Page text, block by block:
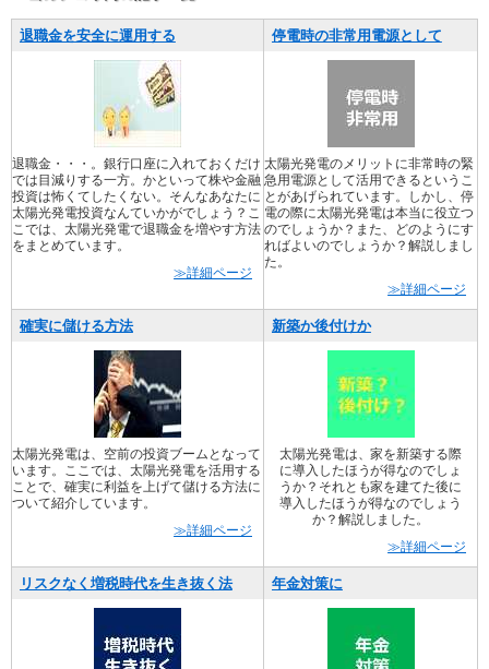
退職金を安全に運用する
退職金・・・。銀行口座に入れておくだけ
では目減りする一方。かといって株や金融
投資は怖くてしたくない。そんなあなたに
太陽光発電投資なんていかがでしょう？こ
こでは、太陽光発電で退職金を増やす方法
をまとめています。
≫詳細ページ
停電時の非常用電源として
太陽光発電のメリットに非常時の緊
急用電源として活用できるというこ
とがあげられています。しかし、停
電の際に太陽光発電は本当に役立つ
のでしょうか？また、どのようにす
ればよいのでしょうか？解説しまし
た。
≫詳細ページ
確実に儲ける方法
太陽光発電は、空前の投資ブームとなって
います。ここでは、太陽光発電を活用する
ことで、確実に利益を上げて儲ける方法に
ついて紹介しています。
≫詳細ページ
新築か後付けか
太陽光発電は、家を新築する際
に導入したほうが得なのでしょ
うか？それとも家を建てた後に
導入したほうが得なのでしょう
か？解説しました。
≫詳細ページ
リスクなく増税時代を生き抜く法 年金対策に